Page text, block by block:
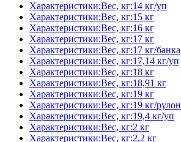
Характеристики:Вес, кг:14 кг/уп
Характеристики:Вес, кг:15 кг
Характеристики:Вес, кг:16 кг
Характеристики:Вес, кг:17 кг
Характеристики:Вес, кг:17 кг/банка
Характеристики:Вес, кг:17,14 кг/уп
Характеристики:Вес, кг:18 кг
Характеристики:Вес, кг:18,91 кг
Характеристики:Вес, кг:19 кг
Характеристики:Вес, кг:19 кг/рулон
Характеристики:Вес, кг:19,4 кг/уп
Характеристики:Вес, кг:2 кг
Характеристики:Вес, кг:2,2 кг